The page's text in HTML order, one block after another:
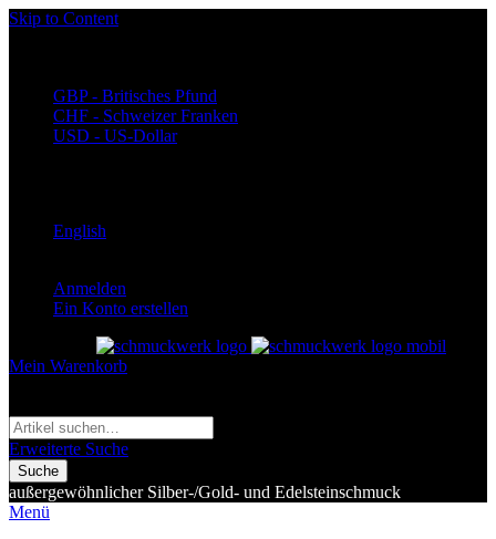
Skip to Content
GBP - Britisches Pfund
CHF - Schweizer Franken
USD - US-Dollar
English
Anmelden
Ein Konto erstellen
Mein Warenkorb
Erweiterte Suche
Suche
außergewöhnlicher Silber-/Gold- und Edelsteinschmuck
Menü